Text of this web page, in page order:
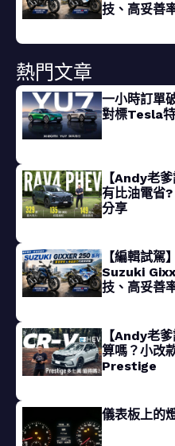
技、高妥善
熱門文章
一小時訂單
對標Tesla
【Andy老
有比油電省
分享
【編輯試駕
Suzuki
技、高妥善
【Andy老
算嗎？小改
Prestige
儀表板上的